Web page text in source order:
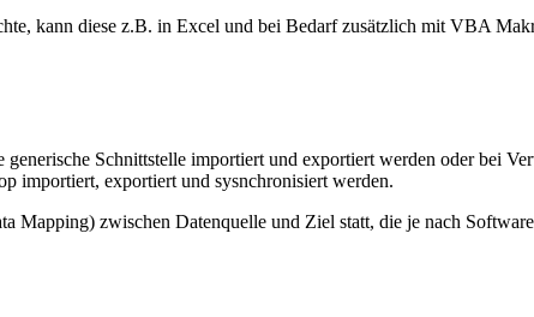
kann diese z.B. in Excel und bei Bedarf zusätzlich mit VBA
Schnittstelle importiert und exportiert werden oder bei
importiert, exportiert und sysnchronisiert werden.
Mapping) zwischen Datenquelle und Ziel statt, die je nach